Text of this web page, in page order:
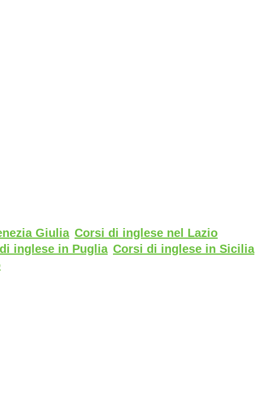
Giulia Corsi di inglese nel Lazio
inglese in Puglia Corsi di inglese in Sicilia